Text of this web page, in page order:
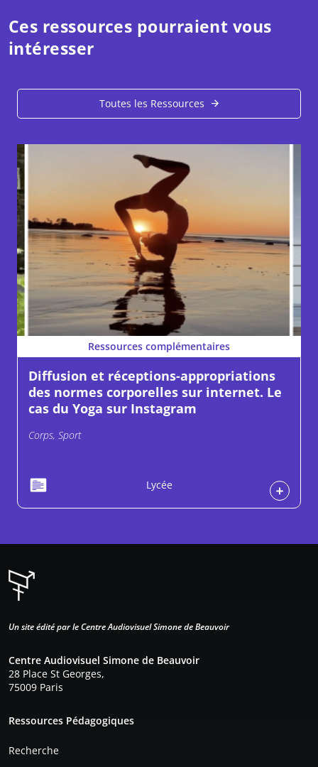
Ces ressources pourraient vous
intéresser
Toutes les Ressources
Ressources complémentaires
Diffusion et réceptions-appropriations
des normes corporelles sur internet. Le
cas du Yoga sur Instagram
Corps, Sport
Lycée
Un site édité par le Centre Audiovisuel Simone de Beauvoir
Centre Audiovisuel Simone de Beauvoir
28 Place St Georges,
75009 Paris
Ressources Pédagogiques
Recherche